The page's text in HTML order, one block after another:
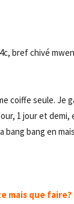
bref chivé
coiffe seule. Je
1 jour et
bang bang en
mais que faire?